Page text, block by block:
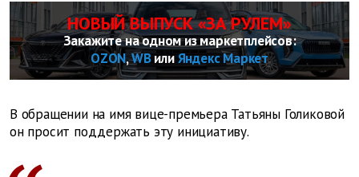
НОВЫЙ ВЫПУСК «ЗА РУЛЕМ»
Закажите на одном из маркетплейсов:
OZON,WBилиЯндекс Маркет
В обращении на имя вице-премьера Татьяны Голиковой
он просит поддержать эту инициативу.